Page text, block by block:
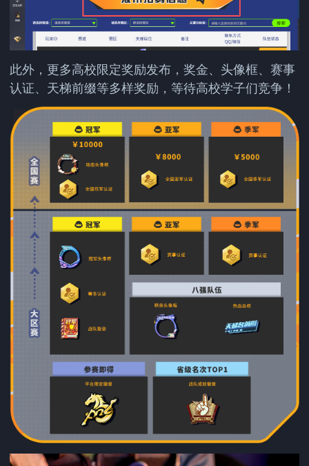
此外，更多高校限定奖励发布，奖金、头像框、赛事
认证、天梯前缀等多样奖励，等待高校学子们竞争！